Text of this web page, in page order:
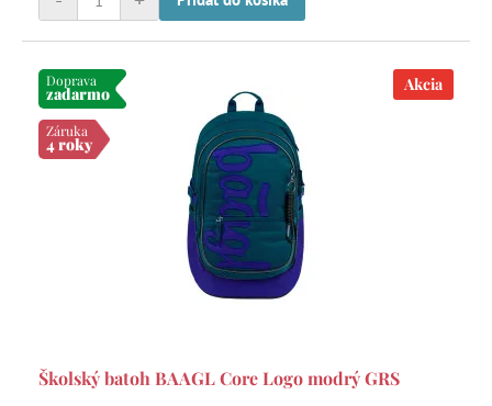
Doprava
zadarmo
Záruka
4 roky
Akcia
Školský batoh BAAGL Core Logo modrý GRS